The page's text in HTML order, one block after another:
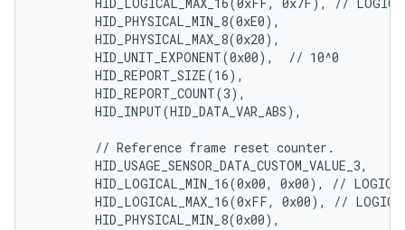
        HID_PHYSICAL_MIN_8(0xE0),
        HID_PHYSICAL_MAX_8(0x20),
        HID_UNIT_EXPONENT(0x00),  // 10^0
        HID_REPORT_SIZE(16),
        HID_REPORT_COUNT(3),
        HID_INPUT(HID_DATA_VAR_ABS),
        // Reference frame reset counter.
        HID_USAGE_SENSOR_DATA_CUSTOM_VALUE_3,
HID_LOGICAL_MIN_16(0x00, 0x00), //
HID_LOGICAL_MAX_16(0xFF, 0x00), //
        HID_PHYSICAL_MIN_8(0x00),